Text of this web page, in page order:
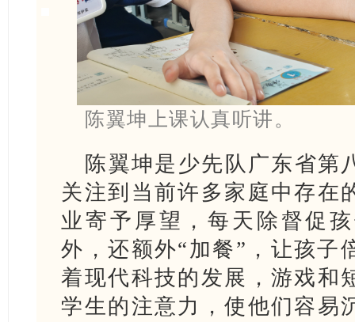
陈翼坤上课认真听讲。
陈翼坤是少先队广东省第
关注到当前许多家庭中存在
业寄予厚望，每天除督促
外，还额外“加餐”，让孩子
着现代科技的发展，游戏和
学生的注意力，使他们容易